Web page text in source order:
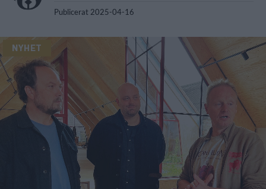
Publicerat 2025-04-16
NYHET